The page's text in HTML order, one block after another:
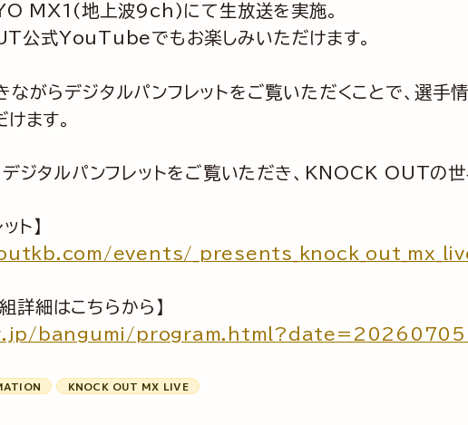
MX1(地上波9ch)にて生放送を実施。
公式YouTubeでもお楽しみいただけます。
がらデジタルパンフレットをご覧いただくことで、選手
ます。
ジタルパンフレットをご覧いただき、KNOCK OUTの世
ト】
events/
細はこちらから】
bangumi/
KNOCK OUT MX LIVE